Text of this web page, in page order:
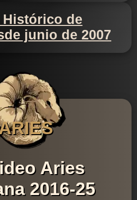
de
junio de 2007
Aries
2016-25